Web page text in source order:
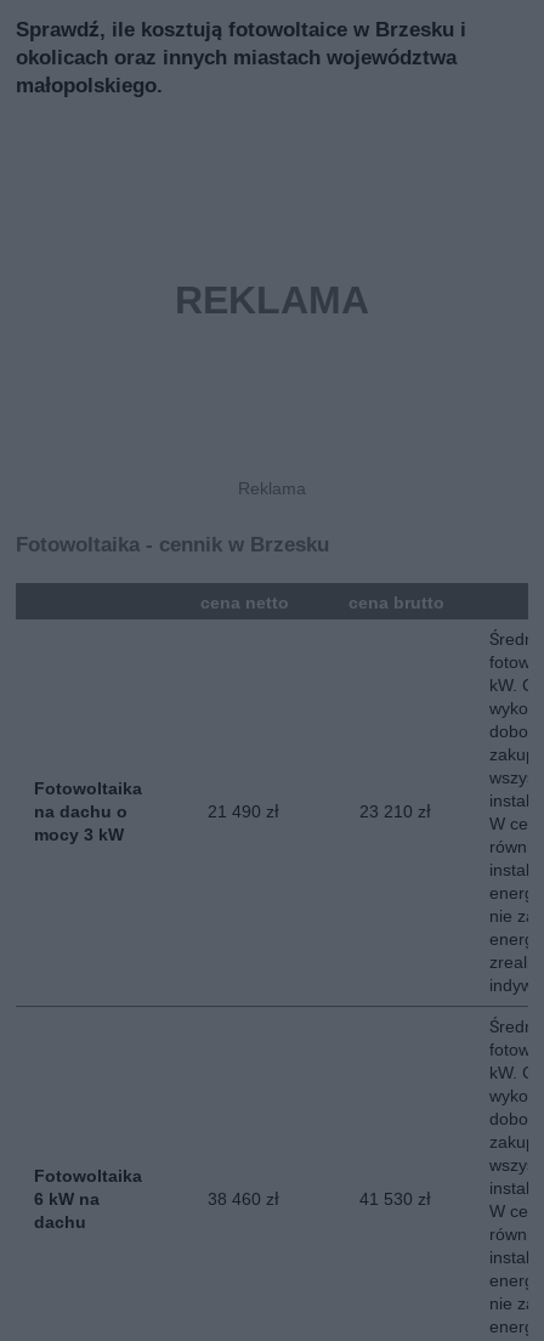
Sprawdź, ile kosztują fotowoltaice w Brzesku i
okolicach oraz innych miastach województwa
małopolskiego.
Fotowoltaika - cennik w Brzesku
cena netto cena brutto
Fotowoltaika
na dachu o
mocy 3 kW
21 490 zł 23 210 zł
Średni
kW.
W
nie
Fotowoltaika
6 kW na
dachu
38 460 zł 41 530 zł
Średni
kW.
W
nie